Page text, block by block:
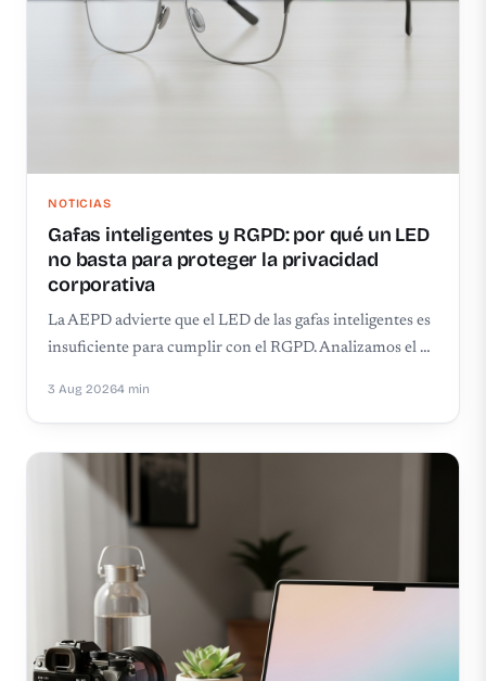
NOTICIAS
Gafas inteligentes y RGPD: por qué un LED
no basta para proteger la privacidad
corporativa
La AEPD advierte que el LED de las gafas inteligentes es
insuficiente para cumplir con el RGPD. Analizamos el …
3 Aug 20264 min